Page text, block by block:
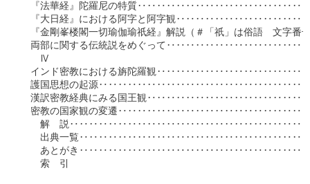
『法華経』陀羅尼の特質
『大日経』における阿字と阿字観
『金剛峯楼閣一切瑜伽瑜祇経』解説（＃「祇」は俗語
両部に関する伝統説をめぐって
Ⅳ
インド密教における旃陀羅観
護国思想の起源
漢訳密教経典にみる国王観
密教の国家観の変遷
解　説
出典一覧
あとがき
索　引